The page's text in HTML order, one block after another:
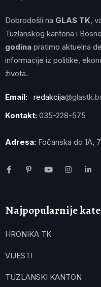
Dobrodošli na GLAS TK ,
Tuzlanskog kantona i
godina pratimo aktuelna
informacije iz politike,
života.
Email: redakcija
Kontakt: 035-228-575
Adresa: Fočanska do 1A,
Najpopularnije
HRONIKA TK
VIJESTI
TUZLANSKI KANTON